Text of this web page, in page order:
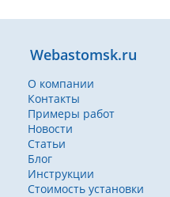
Webastomsk.ru
О компании
Контакты
Примеры работ
Новости
Статьи
Блог
Инструкции
Стоимость установки